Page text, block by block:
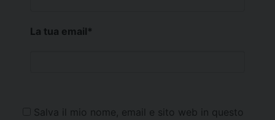
La tua email*
Salva il mio nome, email e sito web in questo